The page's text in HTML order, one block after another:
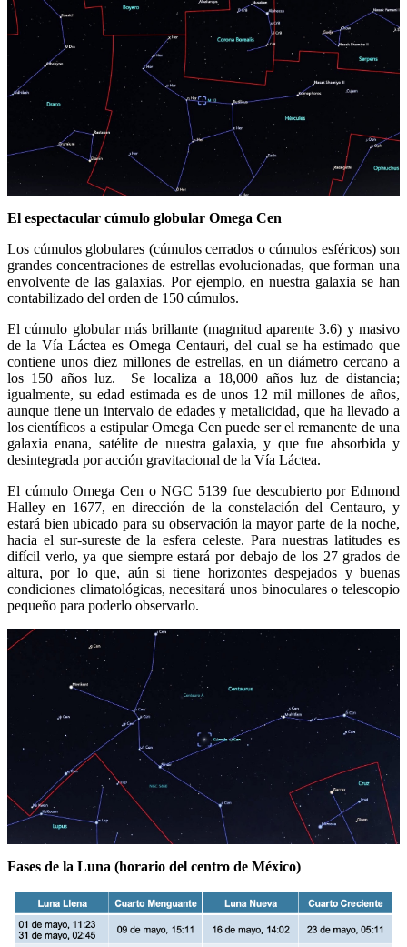
El espectacular cúmulo globular Omega Cen
Los cúmulos globulares (cúmulos cerrados o cúmulos esféricos) son
grandes concentraciones de estrellas evolucionadas, que forman una
envolvente de las galaxias. Por ejemplo, en nuestra galaxia se han
contabilizado del orden de 150 cúmulos.
El cúmulo globular más brillante (magnitud aparente 3.6) y masivo
de la Vía Láctea es Omega Centauri, del cual se ha estimado que
contiene unos diez millones de estrellas, en un diámetro cercano a
los 150 años luz. Se localiza a 18,000 años luz de distancia;
igualmente, su edad estimada es de unos 12 mil millones de años,
aunque tiene un intervalo de edades y metalicidad, que ha llevado a
los científicos a estipular Omega Cen puede ser el remanente de una
galaxia enana, satélite de nuestra galaxia, y que fue absorbida y
desintegrada por acción gravitacional de la Vía Láctea.
El cúmulo Omega Cen o NGC 5139 fue descubierto por Edmond
Halley en 1677, en dirección de la constelación del Centauro, y
estará bien ubicado para su observación la mayor parte de la noche,
hacia el sur-sureste de la esfera celeste. Para nuestras latitudes es
difícil verlo, ya que siempre estará por debajo de los 27 grados de
altura, por lo que, aún si tiene horizontes despejados y buenas
condiciones climatológicas, necesitará unos binoculares o telescopio
pequeño para poderlo observarlo.
Fases de la Luna (horario del centro de México)